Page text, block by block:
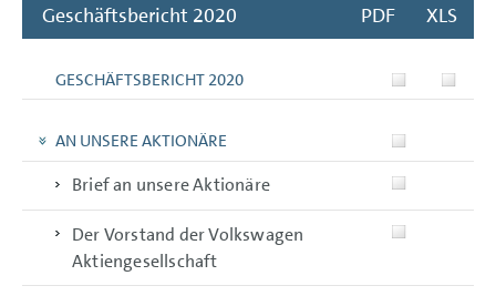
Geschäftsbericht 2020 XLS
PDF
GESCHÄFTSBERICHT 2020
AN UNSERE AKTIONÄRE
Brief an unsere Aktionäre
Der Vorstand der Volkswagen
Aktiengesellschaft